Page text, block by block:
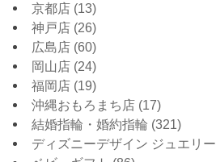
京都店 (13)
神戸店 (26)
広島店 (60)
岡山店 (24)
福岡店 (19)
沖縄おもろまち店 (17)
結婚指輪・婚約指輪 (321)
ディズニーデザイン ジュエリー